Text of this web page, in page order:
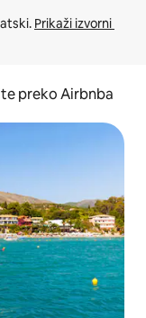
Prikaži izvorni
preko Airbnba